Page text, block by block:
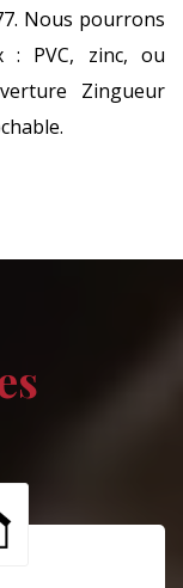
Nous pourrons
: PVC, zinc, ou
Zingueur